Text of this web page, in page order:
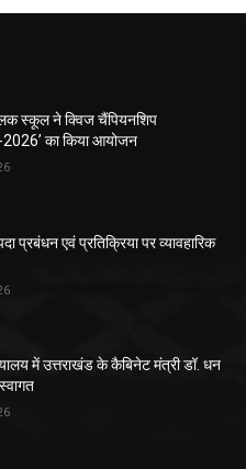
स्कूल ने क्विज चैंपियनशिप
2026’ का किया आयोजन
प्रबंधन एवं प्रतिक्रिया पर व्यावहारिक
में उत्तराखंड के कैबिनेट मंत्री डॉ. धन